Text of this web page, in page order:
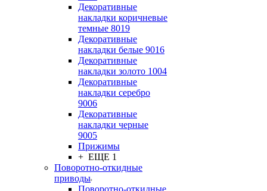
Декоративные
накладки коричневые
темные 8019
Декоративные
накладки белые 9016
Декоративные
накладки золото 1004
Декоративные
накладки серебро
9006
Декоративные
накладки черные
9005
Прижимы
+ ЕЩЕ 1
Поворотно-откидные
приводы
Поворотно-откидные